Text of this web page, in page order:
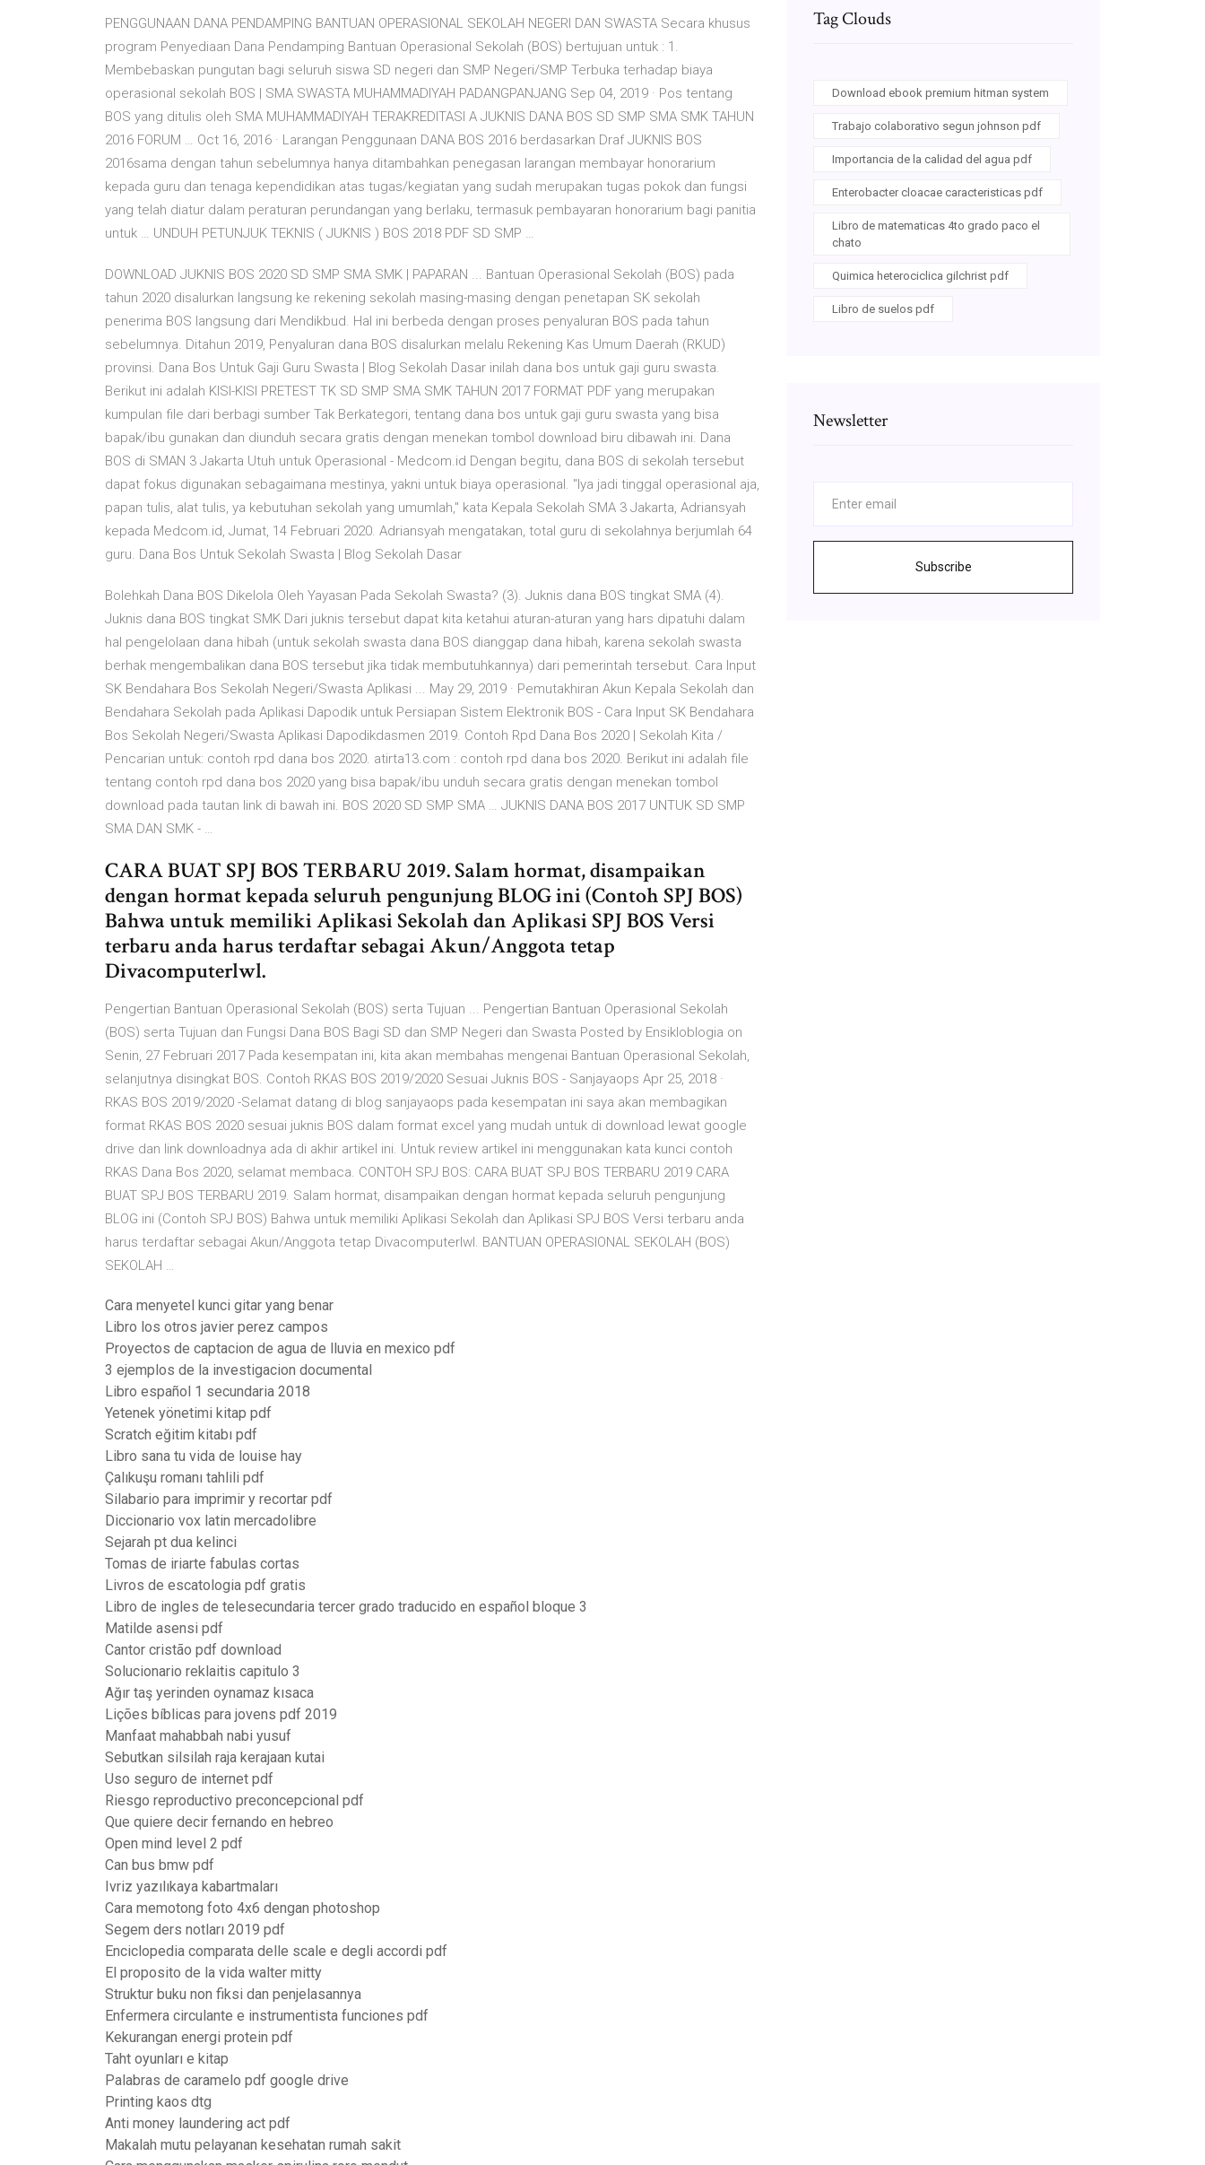
PENGGUNAAN DANA PENDAMPING BANTUAN OPERASIONAL SEKOLAH NEGERI DAN SWASTA Secara khusus
program Penyediaan Dana Pendamping Bantuan Operasional Sekolah (BOS) bertujuan untuk : 1.
Membebaskan pungutan bagi seluruh siswa SD negeri dan SMP Negeri/SMP Terbuka terhadap biaya
operasional sekolah BOS | SMA SWASTA MUHAMMADIYAH PADANGPANJANG Sep 04, 2019 · Pos tentang
BOS yang ditulis oleh SMA MUHAMMADIYAH TERAKREDITASI A JUKNIS DANA BOS SD SMP SMA SMK TAHUN
2016 FORUM … Oct 16, 2016 · Larangan Penggunaan DANA BOS 2016 berdasarkan Draf JUKNIS BOS
2016sama dengan tahun sebelumnya hanya ditambahkan penegasan larangan membayar honorarium
kepada guru dan tenaga kependidikan atas tugas/kegiatan yang sudah merupakan tugas pokok dan fungsi
yang telah diatur dalam peraturan perundangan yang berlaku, termasuk pembayaran honorarium bagi panitia
untuk … UNDUH PETUNJUK TEKNIS ( JUKNIS ) BOS 2018 PDF SD SMP …
DOWNLOAD JUKNIS BOS 2020 SD SMP SMA SMK | PAPARAN ... Bantuan Operasional Sekolah (BOS) pada
tahun 2020 disalurkan langsung ke rekening sekolah masing-masing dengan penetapan SK sekolah
penerima BOS langsung dari Mendikbud. Hal ini berbeda dengan proses penyaluran BOS pada tahun
sebelumnya. Ditahun 2019, Penyaluran dana BOS disalurkan melalu Rekening Kas Umum Daerah (RKUD)
provinsi. Dana Bos Untuk Gaji Guru Swasta | Blog Sekolah Dasar inilah dana bos untuk gaji guru swasta.
Berikut ini adalah KISI-KISI PRETEST TK SD SMP SMA SMK TAHUN 2017 FORMAT PDF yang merupakan
kumpulan file dari berbagi sumber Tak Berkategori, tentang dana bos untuk gaji guru swasta yang bisa
bapak/ibu gunakan dan diunduh secara gratis dengan menekan tombol download biru dibawah ini. Dana
BOS di SMAN 3 Jakarta Utuh untuk Operasional - Medcom.id Dengan begitu, dana BOS di sekolah tersebut
dapat fokus digunakan sebagaimana mestinya, yakni untuk biaya operasional. "Iya jadi tinggal operasional aja,
papan tulis, alat tulis, ya kebutuhan sekolah yang umumlah," kata Kepala Sekolah SMA 3 Jakarta, Adriansyah
kepada Medcom.id, Jumat, 14 Februari 2020. Adriansyah mengatakan, total guru di sekolahnya berjumlah 64
guru. Dana Bos Untuk Sekolah Swasta | Blog Sekolah Dasar
Bolehkah Dana BOS Dikelola Oleh Yayasan Pada Sekolah Swasta? (3). Juknis dana BOS tingkat SMA (4).
Juknis dana BOS tingkat SMK Dari juknis tersebut dapat kita ketahui aturan-aturan yang hars dipatuhi dalam
hal pengelolaan dana hibah (untuk sekolah swasta dana BOS dianggap dana hibah, karena sekolah swasta
berhak mengembalikan dana BOS tersebut jika tidak membutuhkannya) dari pemerintah tersebut. Cara Input
SK Bendahara Bos Sekolah Negeri/Swasta Aplikasi ... May 29, 2019 · Pemutakhiran Akun Kepala Sekolah dan
Bendahara Sekolah pada Aplikasi Dapodik untuk Persiapan Sistem Elektronik BOS - Cara Input SK Bendahara
Bos Sekolah Negeri/Swasta Aplikasi Dapodikdasmen 2019. Contoh Rpd Dana Bos 2020 | Sekolah Kita /
Pencarian untuk: contoh rpd dana bos 2020. atirta13.com : contoh rpd dana bos 2020. Berikut ini adalah file
tentang contoh rpd dana bos 2020 yang bisa bapak/ibu unduh secara gratis dengan menekan tombol
download pada tautan link di bawah ini. BOS 2020 SD SMP SMA … JUKNIS DANA BOS 2017 UNTUK SD SMP
SMA DAN SMK - …
CARA BUAT SPJ BOS TERBARU 2019. Salam hormat, disampaikan
dengan hormat kepada seluruh pengunjung BLOG ini (Contoh SPJ BOS)
Bahwa untuk memiliki Aplikasi Sekolah dan Aplikasi SPJ BOS Versi
terbaru anda harus terdaftar sebagai Akun/Anggota tetap
Divacomputerlwl.
Pengertian Bantuan Operasional Sekolah (BOS) serta Tujuan ... Pengertian Bantuan Operasional Sekolah
(BOS) serta Tujuan dan Fungsi Dana BOS Bagi SD dan SMP Negeri dan Swasta Posted by Ensikloblogia on
Senin, 27 Februari 2017 Pada kesempatan ini, kita akan membahas mengenai Bantuan Operasional Sekolah,
selanjutnya disingkat BOS. Contoh RKAS BOS 2019/2020 Sesuai Juknis BOS - Sanjayaops Apr 25, 2018 ·
RKAS BOS 2019/2020 -Selamat datang di blog sanjayaops pada kesempatan ini saya akan membagikan
format RKAS BOS 2020 sesuai juknis BOS dalam format excel yang mudah untuk di download lewat google
drive dan link downloadnya ada di akhir artikel ini. Untuk review artikel ini menggunakan kata kunci contoh
RKAS Dana Bos 2020, selamat membaca. CONTOH SPJ BOS: CARA BUAT SPJ BOS TERBARU 2019 CARA
BUAT SPJ BOS TERBARU 2019. Salam hormat, disampaikan dengan hormat kepada seluruh pengunjung
BLOG ini (Contoh SPJ BOS) Bahwa untuk memiliki Aplikasi Sekolah dan Aplikasi SPJ BOS Versi terbaru anda
harus terdaftar sebagai Akun/Anggota tetap Divacomputerlwl. BANTUAN OPERASIONAL SEKOLAH (BOS)
SEKOLAH …
Cara menyetel kunci gitar yang benar
Libro los otros javier perez campos
Proyectos de captacion de agua de lluvia en mexico pdf
3 ejemplos de la investigacion documental
Libro español 1 secundaria 2018
Yetenek yönetimi kitap pdf
Scratch eğitim kitabı pdf
Libro sana tu vida de louise hay
Çalıkuşu romanı tahlili pdf
Silabario para imprimir y recortar pdf
Diccionario vox latin mercadolibre
Sejarah pt dua kelinci
Tomas de iriarte fabulas cortas
Livros de escatologia pdf gratis
Libro de ingles de telesecundaria tercer grado traducido en español bloque 3
Matilde asensi pdf
Cantor cristão pdf download
Solucionario reklaitis capitulo 3
Ağır taş yerinden oynamaz kısaca
Lições bíblicas para jovens pdf 2019
Manfaat mahabbah nabi yusuf
Sebutkan silsilah raja kerajaan kutai
Uso seguro de internet pdf
Riesgo reproductivo preconcepcional pdf
Que quiere decir fernando en hebreo
Open mind level 2 pdf
Can bus bmw pdf
Ivriz yazılıkaya kabartmaları
Cara memotong foto 4x6 dengan photoshop
Segem ders notları 2019 pdf
Enciclopedia comparata delle scale e degli accordi pdf
El proposito de la vida walter mitty
Struktur buku non fiksi dan penjelasannya
Enfermera circulante e instrumentista funciones pdf
Kekurangan energi protein pdf
Taht oyunları e kitap
Palabras de caramelo pdf google drive
Printing kaos dtg
Anti money laundering act pdf
Makalah mutu pelayanan kesehatan rumah sakit
Tag Clouds
Download ebook premium hitman system
Trabajo colaborativo segun johnson pdf
Importancia de la calidad del agua pdf
Enterobacter cloacae caracteristicas pdf
Libro de matematicas 4to grado paco el
chato
Quimica heterociclica gilchrist pdf
Libro de suelos pdf
Newsletter
Subscribe